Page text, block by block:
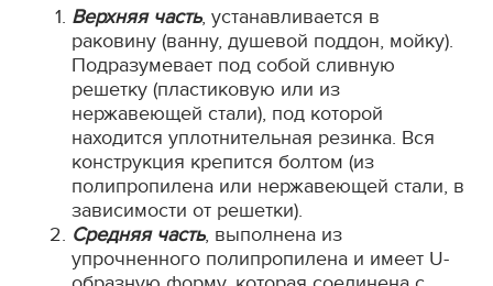
Верхняя часть, устанавливается в
раковину (ванну, душевой поддон, мойку).
Подразумевает под собой сливную
решетку (пластиковую или из
нержавеющей стали), под которой
находится уплотнительная резинка. Вся
конструкция крепится болтом (из
полипропилена или нержавеющей стали, в
зависимости от решетки).
Средняя часть, выполнена из
упрочненного полипропилена и имеет U-